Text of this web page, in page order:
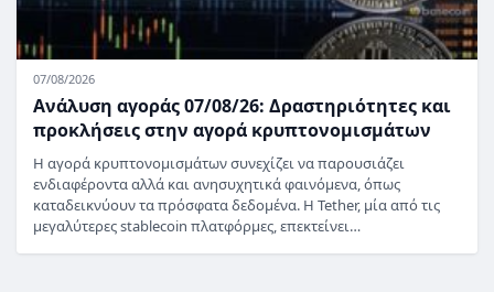
07/08/2026
Ανάλυση αγοράς 07/08/26: Δραστηριότητες και
προκλήσεις στην αγορά κρυπτονομισμάτων
Η αγορά κρυπτονομισμάτων συνεχίζει να παρουσιάζει
ενδιαφέροντα αλλά και ανησυχητικά φαινόμενα, όπως
καταδεικνύουν τα πρόσφατα δεδομένα. Η Tether, μία από τις
μεγαλύτερες stablecoin πλατφόρμες, επεκτείνει…